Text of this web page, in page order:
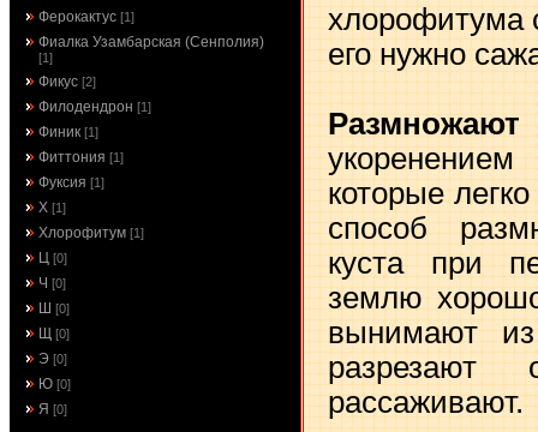
Ферокактус [1]
Фиалка Узамбарская (Сенполия)
[1]
Фикус [2]
Филодендрон [1]
Финик [1]
Фиттония [1]
Фуксия [1]
Х [1]
Хлорофитум [1]
Ц [0]
Ч [0]
Ш [0]
Щ [0]
Э [0]
Ю [0]
Я [0]
хлорофитума
его нужно
Размножают
которые
способ
куста при
землю
вынимают
рассаживают.